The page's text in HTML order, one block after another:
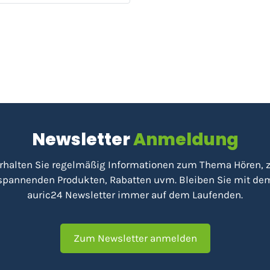
NewsletterAnmeldung
Sie regelmäßig Informationen zum Thema Hören,
Produkten, Rabatten uvm. Bleiben Sie mit
auric24 Newsletter immer auf dem Laufenden.
Zum Newsletter anmelden